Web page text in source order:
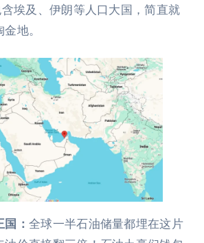
含埃及、伊朗等人口大国，简直就
地。
： 全球一半石油储量都埋在这片